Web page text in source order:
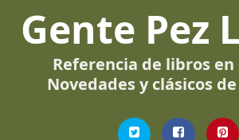
Gente Pez
Referencia de libros en
Novedades y clásicos